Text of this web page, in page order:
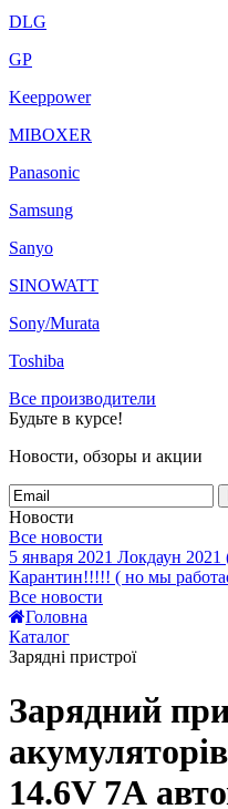
DLG
GP
Keeppower
MIBOXER
Panasonic
Samsung
Sanyo
SINOWATT
Sony/Murata
Toshiba
Все производители
Будьте в курсе!
Новости, обзоры и акции
Новости
Все новости
5 января 2021 Локдаун 2021
Карантин!!!!! ( но мы
Все новости
Головна
Каталог
Зарядні пристрої
Зарядний
14.6V 7А